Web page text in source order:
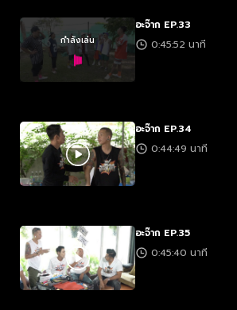
กำลังเล่น
อะจ๊าก EP.33
0:45:52 นาที
อะจ๊าก EP.34
0:44:49 นาที
อะจ๊าก EP.35
0:45:40 นาที